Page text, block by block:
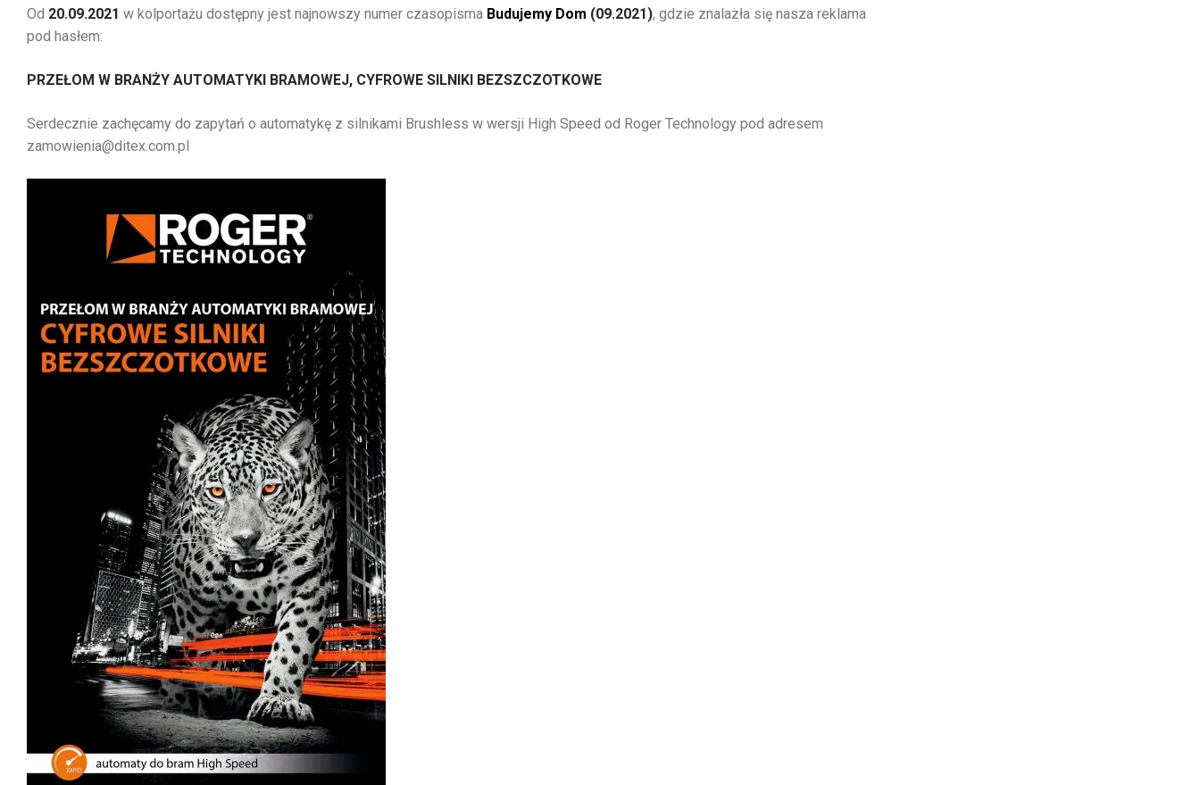
Od 20.09.2021 w kolportażu dostępny jest najnowszy numer czasopisma Budujemy Dom (09.2021), gdzie znalazła się nasza reklama
pod hasłem:
PRZEŁOM W BRANŻY AUTOMATYKI BRAMOWEJ, CYFROWE SILNIKI BEZSZCZOTKOWE
Serdecznie zachęcamy do zapytań o automatykę z silnikami Brushless w wersji High Speed od Roger Technology pod adresem
zamowienia@ditex.com.pl